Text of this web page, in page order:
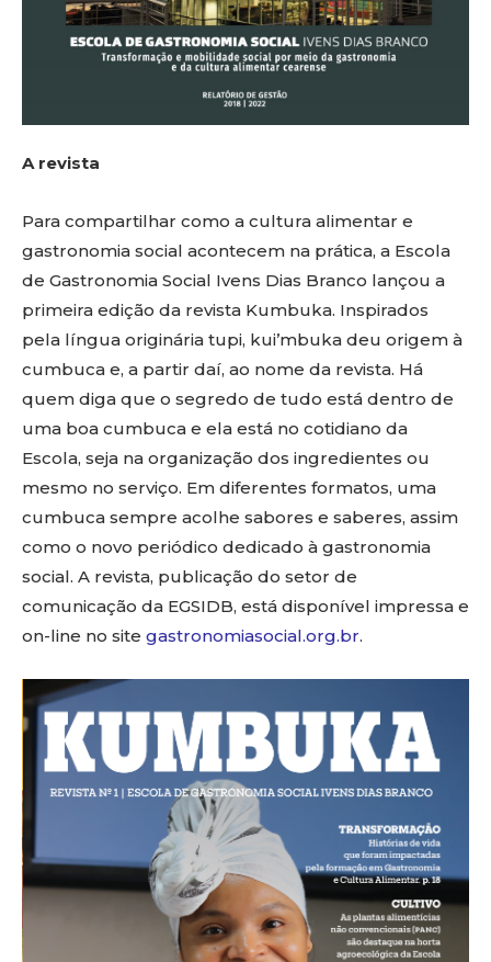
A revista
Para compartilhar como a cultura alimentar e
gastronomia social acontecem na prática, a Escola
de Gastronomia Social Ivens Dias Branco lançou a
primeira edição da revista Kumbuka. Inspirados
pela língua originária tupi, kui’mbuka deu origem à
cumbuca e, a partir daí, ao nome da revista. Há
quem diga que o segredo de tudo está dentro de
uma boa cumbuca e ela está no cotidiano da
Escola, seja na organização dos ingredientes ou
mesmo no serviço. Em diferentes formatos, uma
cumbuca sempre acolhe sabores e saberes, assim
como o novo periódico dedicado à gastronomia
social. A revista, publicação do setor de
comunicação da EGSIDB, está disponível impressa e
on-line no site gastronomiasocial.org.br.